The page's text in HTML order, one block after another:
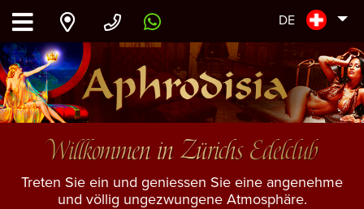
DE
Willkommen in Zürichs Edelclub
Treten Sie ein und geniessen Sie eine angenehme
und völlig ungezwungene Atmosphäre.